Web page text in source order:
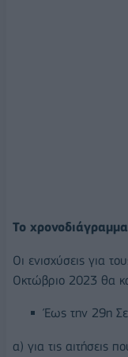
Το
Οι ενισχύσεις για
Οκτώβριο 2023 θα
Έως την 29η
α) για τις αιτήσεις